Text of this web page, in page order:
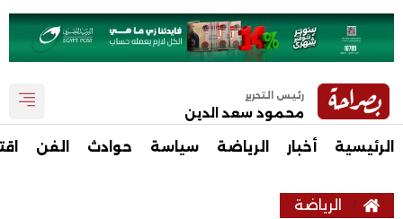
رئيس التحرير
محمود سعد الدين
الرئيسية أخبار الرياضة سياسة حوادث الفن
الرياضة